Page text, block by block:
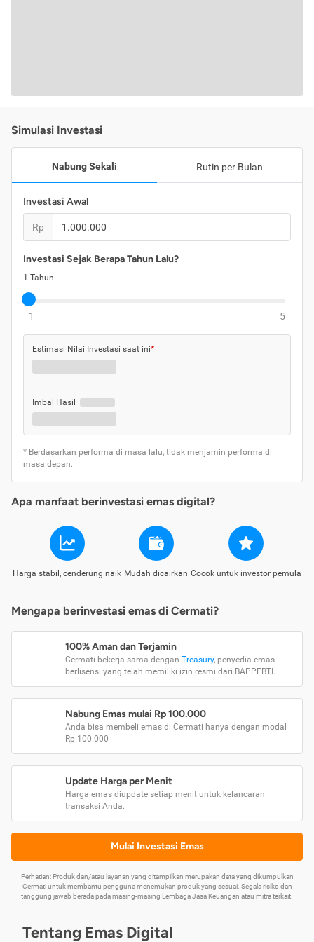
Simulasi Investasi
Nabung Sekali Rutin per Bulan
Investasi Awal
Rp
Investasi Sejak Berapa Tahun Lalu?
1 Tahun
1 5
Estimasi Nilai Investasi saat ini*
Imbal Hasil
* Berdasarkan performa di masa lalu, tidak menjamin performa di
masa depan.
Apa manfaat berinvestasi emas digital?
Harga stabil, cenderung naik Mudah dicairkan Cocok untuk investor pemula
Mengapa berinvestasi emas di Cermati?
100% Aman dan Terjamin
Cermati bekerja sama dengan Treasury, penyedia emas
berlisensi yang telah memiliki izin resmi dari BAPPEBTI.
Nabung Emas mulai Rp 100.000
Anda bisa membeli emas di Cermati hanya dengan modal
Rp 100.000
Update Harga per Menit
Harga emas diupdate setiap menit untuk kelancaran
transaksi Anda.
Mulai Investasi Emas
Perhatian: Produk dan/atau layanan yang ditampilkan merupakan data yang dikumpulkan
Cermati untuk membantu pengguna menemukan produk yang sesuai. Segala risiko dan
tanggung jawab berada pada masing-masing Lembaga Jasa Keuangan atau mitra terkait.
Tentang Emas Digital